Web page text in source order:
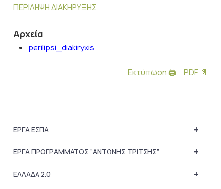
ΠΕΡΙΛΗΨΗ ΔΙΑΚΗΡΥΞΗΣ
Αρχεία
perilipsi_diakiryxis
Εκτύπωση 🖨 PDF 📄
+
ΕΡΓΑ ΕΣΠΑ
+
ΕΡΓΑ ΠΡΟΓΡΑΜΜΑΤΟΣ “ΑΝΤΩΝΗΣ ΤΡΙΤΣΗΣ”
+
ΕΛΛΑΔΑ 2.0